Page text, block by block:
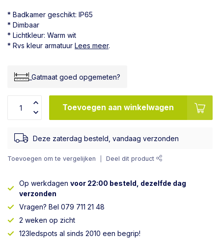
* Badkamer geschikt: IP65
* Dimbaar
* Lichtkleur: Warm wit
* Rvs kleur armatuur Lees meer.
_Gatmaat goed opgemeten?
Toevoegen aan winkelwagen
Deze zaterdag besteld, vandaag verzonden
Toevoegen om te vergelijken Deel dit product
Op werkdagen voor 22:00 besteld, dezelfde dag
verzonden
Vragen? Bel 079 711 21 48
2 weken op zicht
123ledspots al sinds 2010 een begrip!